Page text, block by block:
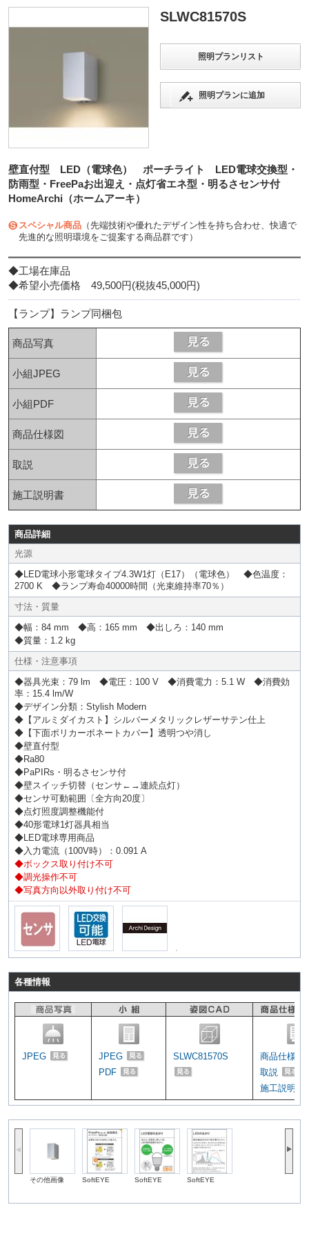
SLWC81570S
照明プランリスト
照明プランに追加
壁直付型 LED（電球色） ポーチライト LED電球交換型・
防雨型・FreePaお出迎え・点灯省エネ型・明るさセンサ付
HomeArchi（ホームアーキ）
スペシャル商品 （先端技術や優れたデザイン性を持ち合わせ、快適で
先進的な照明環境をご提案する商品群です）
◆工場在庫品
◆希望小売価格 49,500円(税抜45,000円)
【ランプ】ランプ同梱包
商品写真
小組JPEG
小組PDF
商品仕様図
取説
施工説明書
商品詳細
光源
◆LED電球小形電球タイプ4.3W1灯（E17）（電球色） ◆色温度：
2700 K ◆ランプ寿命40000時間（光束維持率70％）
寸法・質量
◆幅：84 mm ◆高：165 mm ◆出しろ：140 mm
◆質量：1.2 kg
仕様・注意事項
◆器具光束：79 lm ◆電圧：100 V ◆消費電力：5.1 W ◆消費効
率：15.4 lm/W
◆デザイン分類：Stylish Modern
◆【アルミダイカスト】シルバーメタリックレザーサテン仕上
◆【下面ポリカーボネートカバー】透明つや消し
◆壁直付型
◆Ra80
◆PaPIRs・明るさセンサ付
◆壁スイッチ切替（センサ←→連続点灯）
◆センサ可動範囲〔全方向20度〕
◆点灯照度調整機能付
◆40形電球1灯器具相当
◆LED電球専用商品
◆入力電流（100V時）：0.091 A
◆ボックス取り付け不可
◆調光操作不可
◆写真方向以外取り付け不可
各種情報
JPEG
JPEG
PDF
SLWC81570S
商品仕様図
取説
施工説明書
その他画像 SoftEYE SoftEYE SoftEYE